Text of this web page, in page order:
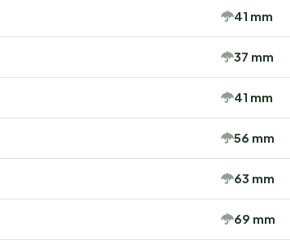
41 mm
37 mm
41 mm
56 mm
63 mm
69 mm